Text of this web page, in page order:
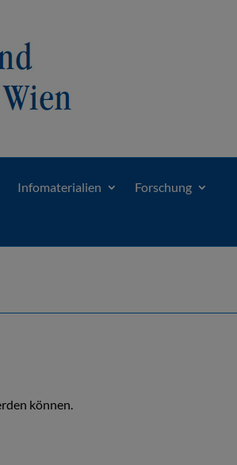
Infomaterialien Forschung
können.